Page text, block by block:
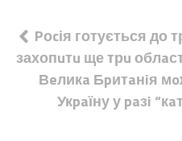
Навігація
записів
Pоcія готується до
захопuтu ще трu
Вeликa Бpитaнiя
Укpaїну у paзi